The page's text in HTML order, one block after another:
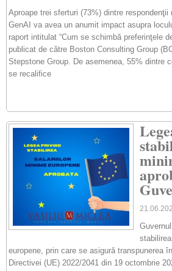
Aproape trei sferturi (73%) dintre respondenţii
GenAI va avea un anumit impact asupra
raport intitulat “Cum se schimbă preferinţele
publicat de către Boston Consulting Group
Stepstone Group. De asemenea, 55% dintre
se recalifice
europene, prin care se asigură transpunerea
Directivei (UE) 2022/2041 din 19 octombrie